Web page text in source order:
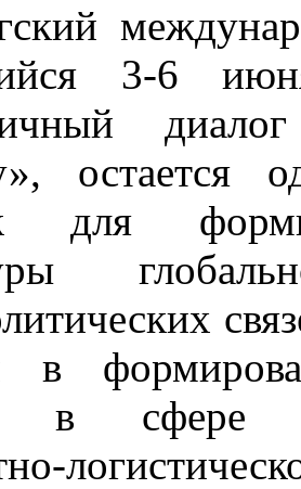
3-6
остается
для
в
в сфере